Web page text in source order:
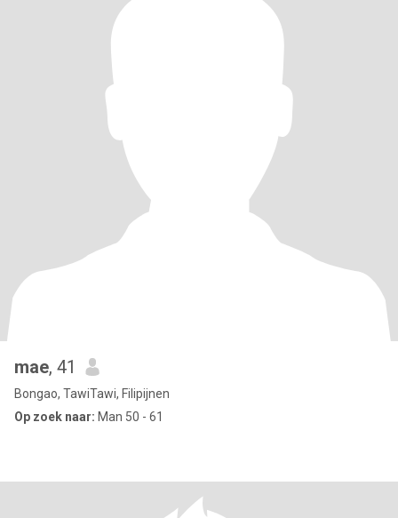
mae, 41
Bongao, TawiTawi, Filipijnen
Op zoek naar: Man 50 - 61